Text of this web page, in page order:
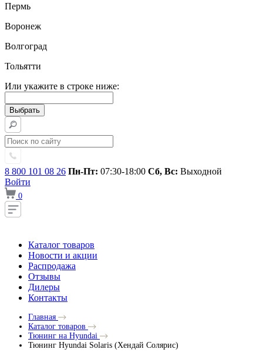
Пермь
Воронеж
Волгоград
Тольятти
Или укажите в строке ниже:
8 800 101 08 26 Пн-Пт: 07:30-18:00 Сб, Вс: Выходной
Войти
0
Каталог товаров
Новости и акции
Распродажа
Отзывы
Дилеры
Контакты
Главная
Каталог товаров
Тюнинг на Hyundai
Тюнинг Hyundai Solaris (Хендай Солярис)